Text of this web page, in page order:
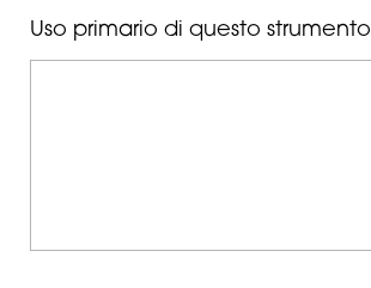
Uso primario di questo strumento